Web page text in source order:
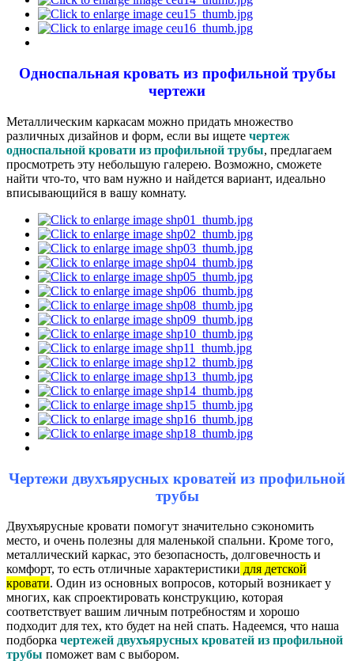
Односпальная кровать из профильной трубы
чертежи
Металлическим каркасам можно придать множество
различных дизайнов и форм, если вы ищете чертеж
односпальной кровати из профильной трубы, предлагаем
просмотреть эту небольшую галерею. Возможно, сможете
найти что-то, что вам нужно и найдется вариант, идеально
вписывающийся в вашу комнату.
Чертежи двухъярусных кроватей из профильной
трубы
Двухъярусные кровати помогут значительно сэкономить
место, и очень полезны для маленькой спальни. Кроме того,
металлический каркас, это безопасность, долговечность и
комфорт, то есть отличные характеристики для детской
кровати. Один из основных вопросов, который возникает у
многих, как спроектировать конструкцию, которая
соответствует вашим личным потребностям и хорошо
подходит для тех, кто будет на ней спать. Надеемся, что наша
подборка чертежей двухъярусных кроватей из профильной
трубы поможет вам с выбором.